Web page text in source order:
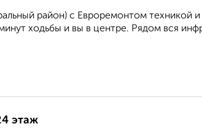
район) с Евроремонтом техникой
ходьбы и вы в центре. Рядом вся
этаж